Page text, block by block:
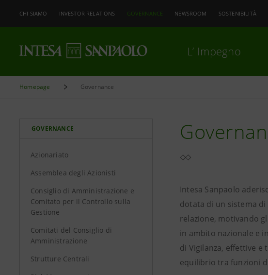
CHI SIAMO INVESTOR RELATIONS GOVERNANCE NEWSROOM SOSTENIBILITÀ
L’ Impegno
Homepage Governance
GOVERNANCE
Azionariato
Assemblea degli Azionisti
Consiglio di Amministrazione e
Comitato per il Controllo sulla
Gestione
Comitati del Consiglio di
Amministrazione
Strutture Centrali
Intesa Sanpaolo
dotata di un sistema
relazione, motivando
in ambito nazionale e
di Vigilanza, effettive
equilibrio tra funzioni